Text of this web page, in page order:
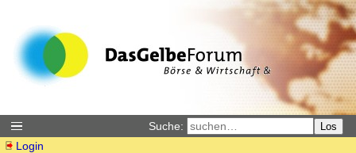
Suche: Los
Login